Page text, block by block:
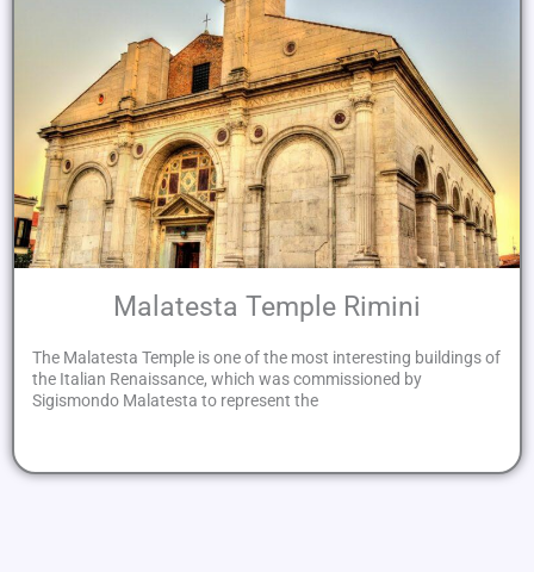
Malatesta Temple Rimini
The Malatesta Temple is one of the most interesting buildings of
the Italian Renaissance, which was commissioned by
Sigismondo Malatesta to represent the